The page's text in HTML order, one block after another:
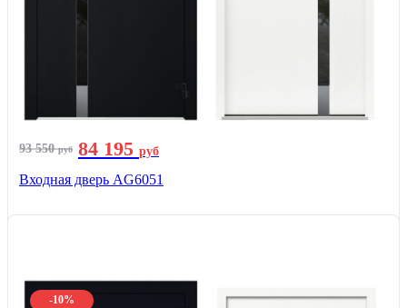
93 550руб 84 195 руб
Входная дверь AG6051
-10%